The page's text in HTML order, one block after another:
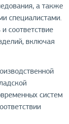
а также
специалистами.
соответствие
включая
систем